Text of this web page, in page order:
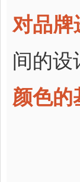
对品牌
间的设
颜色的